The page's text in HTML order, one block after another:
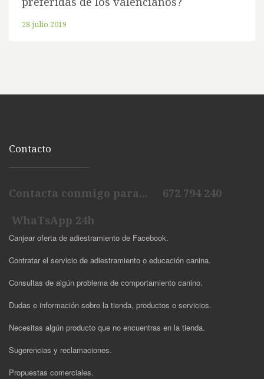
28 julio 2019
Contacto
Contacta conmigo para... 672 794 240
WhaTsApp 24h
Canjear oferta de adiestramiento de Facebook.
Contratar el servicio de adiestramiento o educación canina.
Consultas de algún problema de comportamiento canino.
Dudas e información sobre la tienda, productos o servicios.
Necesitas algún producto que no encuentras en la tienda.
Sugerencias y reclamaciones.
Propuestas comerciales.